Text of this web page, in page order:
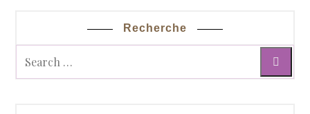
Recherche